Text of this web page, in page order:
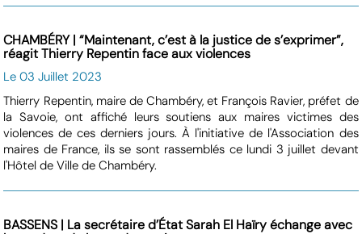
CHAMBÉRY | “Maintenant, c’est à la justice de s’exprimer”,
réagit Thierry Repentin face aux violences
Le 03 Juillet 2023
Thierry Repentin, maire de Chambéry, et François Ravier, préfet de
la Savoie, ont affiché leurs soutiens aux maires victimes des
violences de ces derniers jours. À l'initiative de l'Association des
maires de France, ils se sont rassemblés ce lundi 3 juillet devant
l'Hôtel de Ville de Chambéry.
BASSENS | La secrétaire d’État Sarah El Haïry échange avec